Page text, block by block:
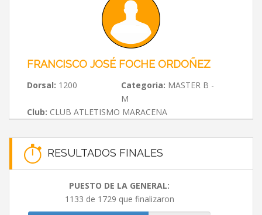
FRANCISCO JOSÉ FOCHE ORDOÑEZ
Dorsal: 1200 Categoria: MASTER B -
M
Club: CLUB ATLETISMO MARACENA
RESULTADOS FINALES
PUESTO DE LA GENERAL:
1133 de 1729 que finalizaron